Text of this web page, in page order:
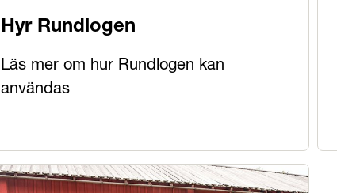
Hyr Rundlogen
Läs mer om hur Rundlogen kan
användas